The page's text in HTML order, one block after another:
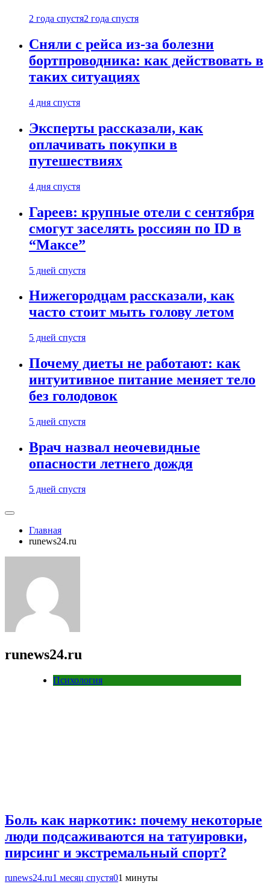
2 года спустя2 года спустя
Сняли с рейса из-за болезни
бортпроводника: как действовать в
таких ситуациях
4 дня спустя
Эксперты рассказали, как
оплачивать покупки в
путешествиях
4 дня спустя
Гареев: крупные отели с сентября
смогут заселять россиян по ID в
“Максе”
5 дней спустя
Нижегородцам рассказали, как
часто стоит мыть голову летом
5 дней спустя
Почему диеты не работают: как
интуитивное питание меняет тело
без голодовок
5 дней спустя
Врач назвал неочевидные
опасности летнего дождя
5 дней спустя
Главная
runews24.ru
runews24.ru
Психология
Боль как наркотик: почему некоторые
люди подсаживаются на татуировки,
пирсинг и экстремальный спорт?
runews24.ru1 месяц спустя01 минуты